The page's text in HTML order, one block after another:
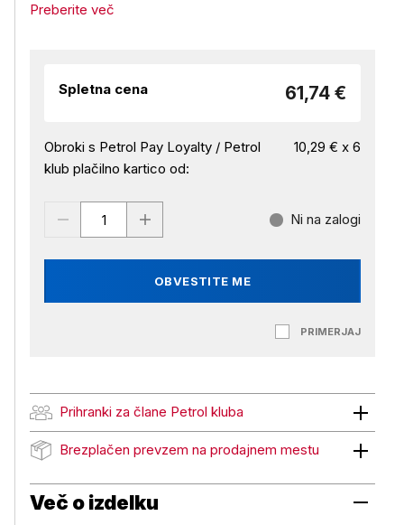
Preberite več
Spletna cena 61,74 €
Obroki s Petrol Pay Loyalty / Petrol
klub plačilno kartico od:
10,29 € x 6
OBVESTITE ME
Ni na zalogi
PRIMERJAJ
Prihranki za člane Petrol kluba
Prihranki za člane Petrol kluba
Brezplačen prevzem na prodajnem mestu
Brezplačen prevzem na prodajnem mestu
Več o izdelku